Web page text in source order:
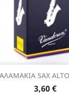
SAX
Τιμή
3,60 €